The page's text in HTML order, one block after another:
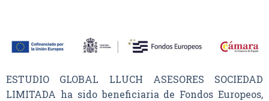
ESTUDIO GLOBAL LLUCH ASESORES SOCIEDAD
LIMITADA ha sido beneficiaria de Fondos Europeos,